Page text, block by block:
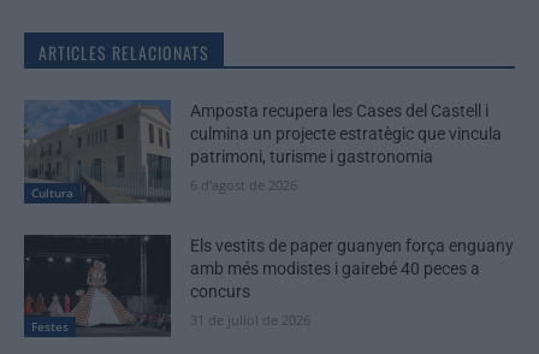
ARTICLES RELACIONATS
Cultura
Amposta recupera les Cases del Castell i
culmina un projecte estratègic que vincula
patrimoni, turisme i gastronomia
6 d'agost de 2026
Festes
Els vestits de paper guanyen força enguany
amb més modistes i gairebé 40 peces a
concurs
31 de juliol de 2026